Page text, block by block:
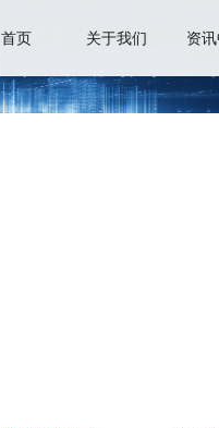
首页 关于我们 资